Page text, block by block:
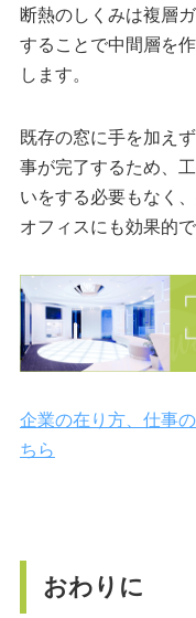
断熱のしくみは複層
することで中間層を
します。
既存の窓に手を加え
事が完了するため、
いをする必要もなく
オフィスにも効果的で
企業の在り方、仕事
ちら
おわりに